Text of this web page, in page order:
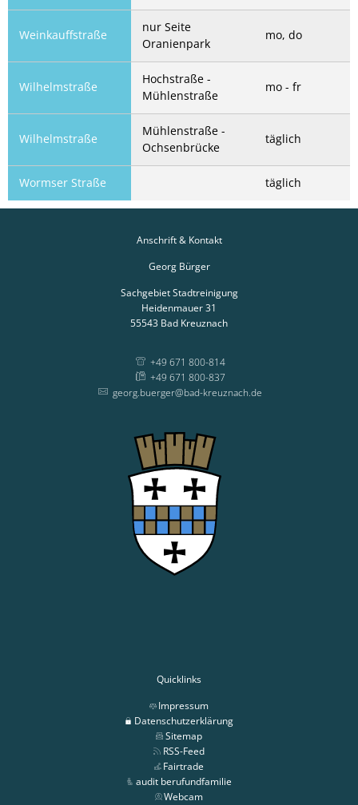
Weinkauffstraße
nur Seite
Oranienpark
mo, do
Wilhelmstraße
Hochstraße -
Mühlenstraße
mo - fr
Wilhelmstraße
Mühlenstraße -
Ochsenbrücke
täglich
Wormser Straße täglich
Anschrift & Kontakt
Georg Bürger
Sachgebiet Stadtreinigung
Heidenmauer 31
55543 Bad Kreuznach
+49 671 800-814
+49 671 800-837
georg.buerger@bad-kreuznach.de
Quicklinks
Impressum
Datenschutzerklärung
Sitemap
RSS-Feed
Fairtrade
audit berufundfamilie
Webcam